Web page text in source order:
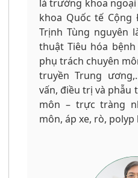
là trưởng khoa
khoa Quốc tế Cộng
Trịnh Tùng nguyên
thuật Tiêu hóa bệnh
phụ trách chuyên
truyền Trung
vấn, điều trị và phẫu
môn – trực tràng
môn, áp xe, rò, polyp